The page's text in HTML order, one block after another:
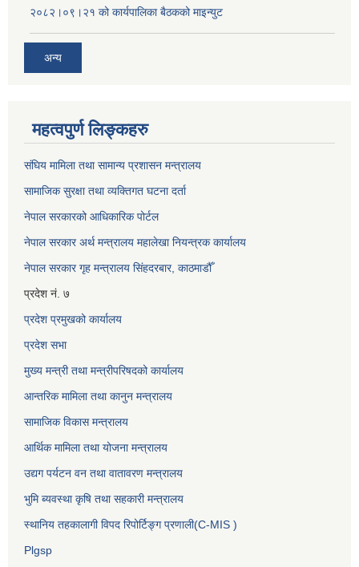
२०८२।०९।२१ को कार्यपालिका बैठकको माइन्युट
अन्य
महत्वपुर्ण लिङ्कहरु
संघिय मामिला तथा सामान्य प्रशासन मन्त्रालय
सामाजिक सुरक्षा तथा व्यक्तिगत घटना दर्ता
नेपाल सरकारको आधिकारिक पोर्टल
नेपाल सरकार अर्थ मन्त्रालय महालेखा नियन्त्रक कार्यालय
नेपाल सरकार गृह मन्त्रालय सिंहदरबार, काठमाडौँ
प्रदेश नं. ७
प्रदेश प्रमुखको कार्यालय
प्रदेश सभा
मुख्य मन्त्री तथा मन्त्रीपरिषदको कार्यालय
आन्तरिक मामिला तथा कानुन मन्त्रालय
सामाजिक विकास मन्त्रालय
आर्थिक मामिला तथा योजना मन्त्रालय
उद्यग पर्यटन वन तथा वातावरण मन्त्रालय
भुमि ब्यवस्था कृषि तथा सहकारी मन्त्रालय
स्थानिय तहकालागी विपद रिपोर्टिङ्ग प्रणाली(C-MIS )
Plgsp